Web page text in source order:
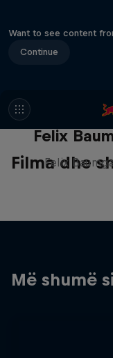
Want to see content
Continue
Filma dhe
Felix
Felix
Më shumë